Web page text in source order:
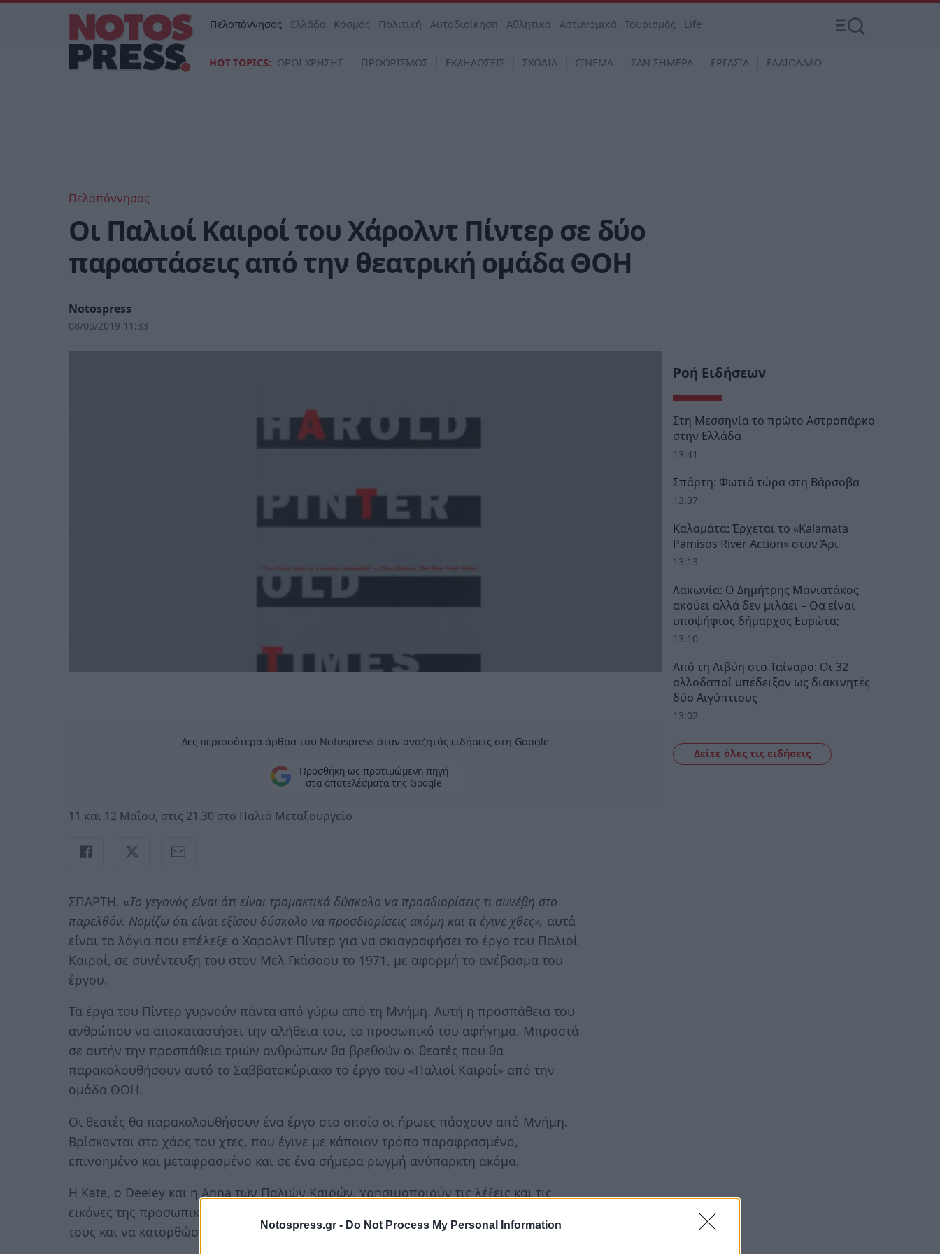
Notospress.gr - Do Not Process My Personal Information
Πελοπόννησος Ελλάδα Κόσμος Πολιτική Αυτοδιοίκηση Αθλητικά Αστυνομικά Τουρισμός Life
HOT TOPICS: ΟΡΟΙ ΧΡΗΣΗΣ ΠΡΟΟΡΙΣΜΟΣ ΕΚΔΗΛΩΣΕΙΣ ΣΧΟΛΙΑ CINEMA ΣΑΝ ΣΗΜΕΡΑ ΕΡΓΑΣΙΑ ΕΛΑΙΟΛΑΔΟ
Πελοπόννησος
Οι Παλιοί Καιροί του Χάρολντ Πίντερ σε δύο
παραστάσεις από την θεατρική ομάδα ΘΟΗ
Notospress
08/05/2019 11:33
Δες περισσότερα άρθρα του Notospress όταν αναζητάς ειδήσεις στη Google
Προσθήκη ως προτιμώμενη πηγή
στα αποτελέσματα της Google
11 και 12 Μαΐου, στις 21.30 στο Παλιό Μεταξουργείο
ΣΠΑΡΤΗ. «Το γεγονός είναι ότι είναι τρομακτικά δύσκολο να προσδιορίσεις τι συνέβη στο
παρελθόν. Νομίζω ότι είναι εξίσου δύσκολο να προσδιορίσεις ακόμη και τι έγινε χθες», αυτά
είναι τα λόγια που επέλεξε ο Χαρολντ Πίντερ για να σκιαγραφήσει το έργο του Παλιοί
Καιροί, σε συνέντευξη του στον Μελ Γκάσοου το 1971, με αφορμή το ανέβασμα του
έργου.
Τα έργα του Πίντερ γυρνούν πάντα από γύρω από τη Μνήμη. Αυτή η προσπάθεια του
ανθρώπου να αποκαταστήσει την αλήθεια του, το προσωπικό του αφήγημα. Μπροστά
σε αυτήν την προσπάθεια τριών ανθρώπων θα βρεθούν οι θεατές που θα
παρακολουθήσουν αυτό το Σαββατοκύριακο το έργο του «Παλιοί Καιροί» από την
ομάδα ΘΟΗ.
Οι θεατές θα παρακολουθήσουν ένα έργο στο οποίο οι ήρωες πάσχουν από Μνήμη.
Βρίσκονται στο χάος του χτες, που έγινε με κάποιον τρόπο παραφρασμένο,
επινοημένο και μεταφρασμένο και σε ένα σήμερα ρωγμή ανύπαρκτη ακόμα.
Η Kate, ο Deeley και η Anna των Παλιών Καιρών, χρησιμοποιούν τις λέξεις και τις
εικόνες της προσωπικής τους Μνήμης, σε μια προσπάθεια να συγκλίνει το παρελθόν
τους και να κατορθώσουν να επικοινωνήσουν σε αυτό το παρόν.
Ροή Ειδήσεων
Στη Μεσσηνία το πρώτο Αστροπάρκο
στην Ελλάδα
13:41
Σπάρτη: Φωτιά τώρα στη Βάρσοβα
13:37
Καλαμάτα: Έρχεται το «Kalamata
Pamisos River Action» στον Άρι
13:13
Λακωνία: Ο Δημήτρης Μανιατάκος
ακούει αλλά δεν μιλάει – Θα είναι
υποψήφιος δήμαρχος Ευρώτα;
13:10
Από τη Λιβύη στο Ταίναρο: Οι 32
αλλοδαποί υπέδειξαν ως διακινητές
δύο Αιγύπτιους
13:02
Δείτε όλες τις ειδήσεις